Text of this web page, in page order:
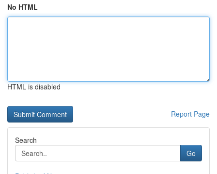
No HTML
HTML is disabled
Report Page
Search
Go